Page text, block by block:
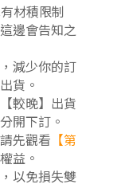
材積限制
邊會告知之
減少你的訂
貨。
較晚】出貨
開下訂 。
先觀看 【第
益。
，以免損失雙